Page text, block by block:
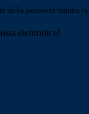
della password tramite la
elettronica!